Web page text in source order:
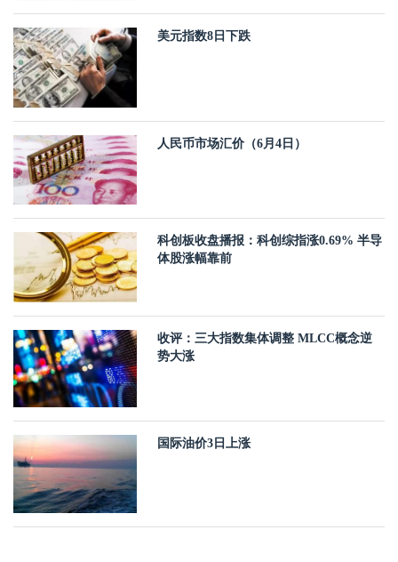
美元指数8日下跌
人民币市场汇价（6月4日）
科创板收盘播报：科创综指涨0.69% 半导
体股涨幅靠前
收评：三大指数集体调整 MLCC概念逆
势大涨
国际油价3日上涨